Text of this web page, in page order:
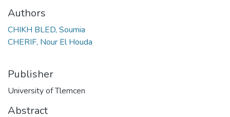
Authors
CHIKH BLED, Soumia
CHERIF, Nour El Houda
Publisher
University of Tlemcen
Abstract